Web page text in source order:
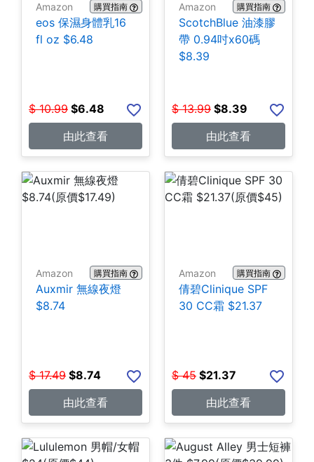
Amazon 購買指南
eos 保濕身體乳16
fl oz $6.48
$ 10.99 $6.48
由此查看
Amazon 購買指南
ScotchBlue 油漆膠
帶 0.94吋x60碼
$8.39
$ 13.99 $8.39
由此查看
Amazon 購買指南
Auxmir 無線夜燈
$8.74
$ 17.49 $8.74
由此查看
Amazon 購買指南
倩碧Clinique SPF
30 CC霜 $21.37
$ 45 $21.37
由此查看